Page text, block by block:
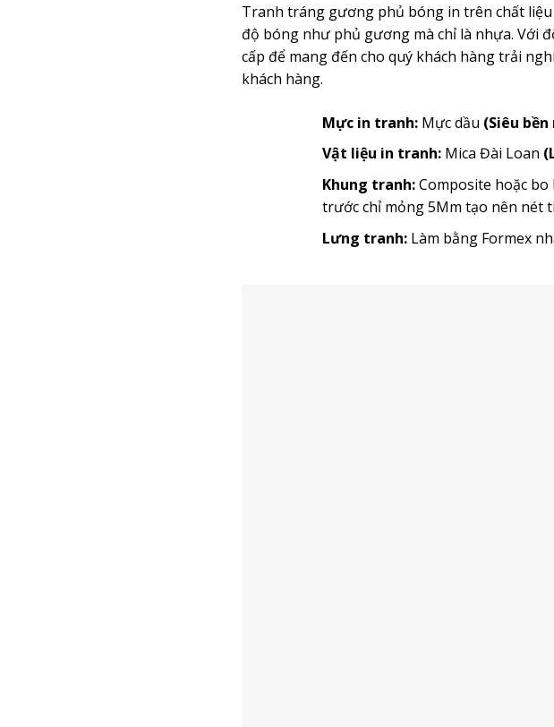
Tranh tráng gương phủ bóng in trên chất
độ bóng như phủ gương mà chỉ là nhựa. Với
cấp để mang đến cho quý khách hàng trải
khách hàng.
Mực in tranh:Mực dầu (Siêu
Vật liệu in tranh:Mica Đài Loan
Khung tranh:Composite hoặc bo
trước chỉ mỏng 5Mm tạo nên nét
Lưng tranh:Làm bằng Formex